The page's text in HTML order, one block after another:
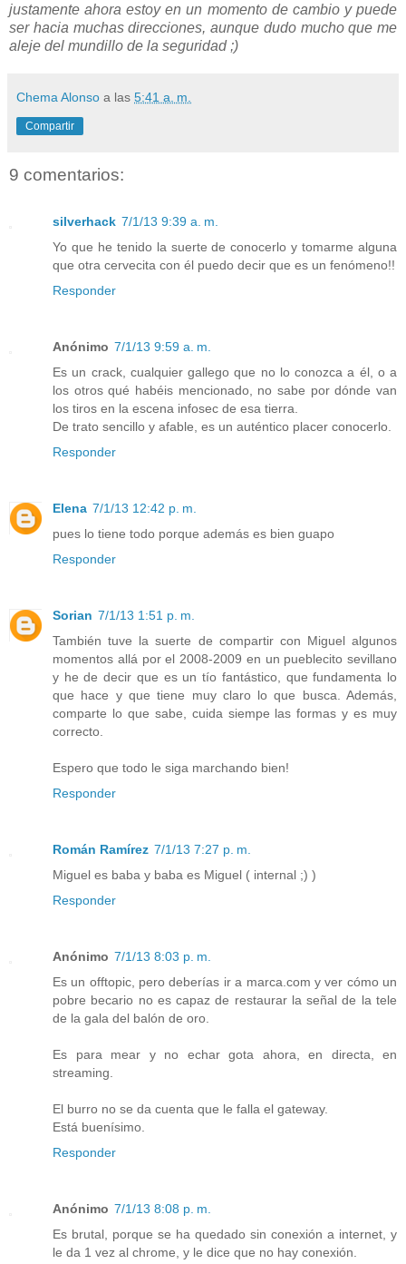
justamente ahora estoy en un momento de cambio y puede
ser hacia muchas direcciones, aunque dudo mucho que me
aleje del mundillo de la seguridad ;)
Chema Alonso a las 5:41 a. m.
Compartir
9 comentarios:
silverhack 7/1/13 9:39 a. m.
Yo que he tenido la suerte de conocerlo y tomarme alguna
que otra cervecita con él puedo decir que es un fenómeno!!
Responder
Anónimo 7/1/13 9:59 a. m.
Es un crack, cualquier gallego que no lo conozca a él, o a
los otros qué habéis mencionado, no sabe por dónde van
los tiros en la escena infosec de esa tierra.
De trato sencillo y afable, es un auténtico placer conocerlo.
Responder
Elena 7/1/13 12:42 p. m.
pues lo tiene todo porque además es bien guapo
Responder
Sorian 7/1/13 1:51 p. m.
También tuve la suerte de compartir con Miguel algunos
momentos allá por el 2008-2009 en un pueblecito sevillano
y he de decir que es un tío fantástico, que fundamenta lo
que hace y que tiene muy claro lo que busca. Además,
comparte lo que sabe, cuida siempe las formas y es muy
correcto.
Espero que todo le siga marchando bien!
Responder
Román Ramírez 7/1/13 7:27 p. m.
Miguel es baba y baba es Miguel ( internal ;) )
Responder
Anónimo 7/1/13 8:03 p. m.
Es un offtopic, pero deberías ir a marca.com y ver cómo un
pobre becario no es capaz de restaurar la señal de la tele
de la gala del balón de oro.
Es para mear y no echar gota ahora, en directa, en
streaming.
El burro no se da cuenta que le falla el gateway.
Está buenísimo.
Responder
Anónimo 7/1/13 8:08 p. m.
Es brutal, porque se ha quedado sin conexión a internet, y
le da 1 vez al chrome, y le dice que no hay conexión.